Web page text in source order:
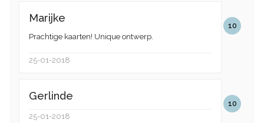
10
Marijke
Prachtige kaarten! Unique ontwerp.
25-01-2018
10
Gerlinde
25-01-2018